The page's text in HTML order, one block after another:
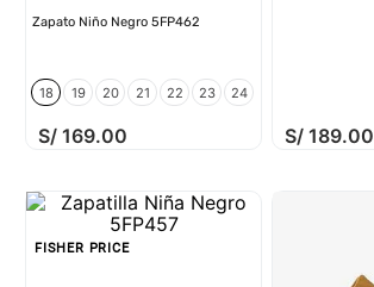
Zapato Niño Negro 5FP462
18 19 20 21 22 23 24
S/ 169.00 S/ 189.00
FISHER PRICE